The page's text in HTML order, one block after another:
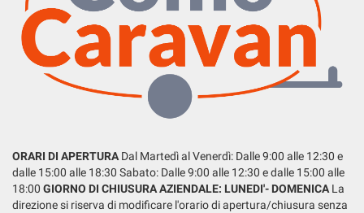
ORARI DI APERTURA Dal Martedì al Venerdì: Dalle 9:00 alle 12:30 e
dalle 15:00 alle 18:30 Sabato: Dalle 9:00 alle 12:30 e dalle 15:00 alle
18:00 GIORNO DI CHIUSURA AZIENDALE: LUNEDI'- DOMENICA La
direzione si riserva di modificare l'orario di apertura/chiusura senza
Cookie necessari
Cookie delle preferenze
Cookie per il miglioramento dell'esperienza utente
Cookie analitici
Cookie di marketing